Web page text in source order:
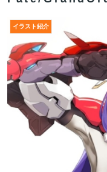
【FGO】セミラミス
3983
【画像】アニメとか
www何でこの展開こ
【FGO】今から弓戴
どっちが使いやすい
【FGO】組み合わせ
鬼女紅葉・ファント
イラスト紹介